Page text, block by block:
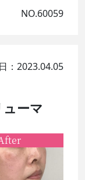
NO.60059
：2023.04.05
ーマ